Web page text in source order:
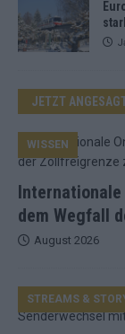
JETZT
Internationale
dem Wegfall
WISSEN
August 2026
STREAMS &